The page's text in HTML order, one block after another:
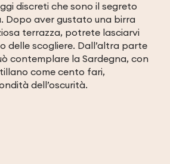
discreti che sono il segreto
Dopo aver gustato una birra
terrazza, potrete lasciarvi
delle scogliere. Dall’altra parte
contemplare la Sardegna, con
come cento fari,
dell’oscurità.